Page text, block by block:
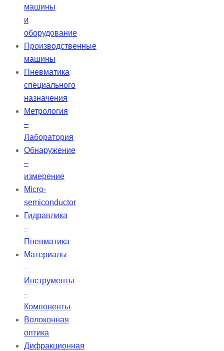
машины
и
оборудование
Производственные
машины
Пневматика
специального
назначения
Метрология
–
Лаборатория
Обнаружение
–
измерение
Micro-
semiconductor
Гидравлика
–
Пневматика
Материалы
–
Инструменты
–
Компоненты
Волоконная
оптика
Дифракционная